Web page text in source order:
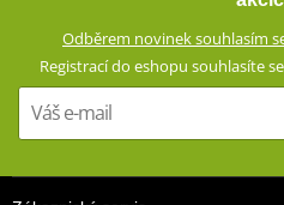
Textilní rukavice ze směsového
polyester)
Všitý skořepinový chránič
Odběrem novinek souhlasím
Registrací do eshopu souhlasíte se